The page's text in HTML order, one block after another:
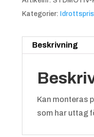
Kategorier:
Beskrivning
Kan monteras
som har uttag